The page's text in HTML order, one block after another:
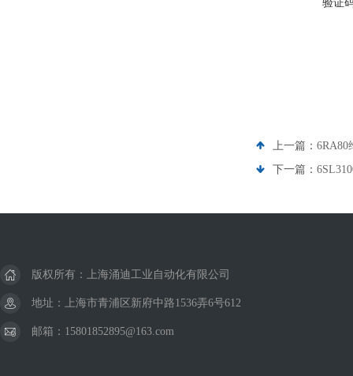
验证
上一篇： 6RA80
下一篇：
版权所有：上海涌迪工业自动化有限公司
地址：上海市青浦区新府中路1536弄6号612
邮箱：15801852895@163.com